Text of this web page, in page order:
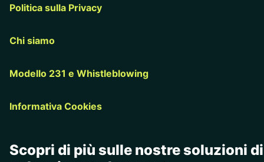
Politica sulla Privacy
Chi siamo
Modello 231 e Whistleblowing
Informativa Cookies
Scopri di più sulle nostre soluzioni di